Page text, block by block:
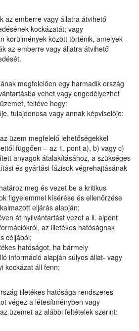
az emberre vagy állatra átvihető
kockázatát; vagy
körülmények között történik, amelyek
az emberre vagy állatra átvihető
megfelelően egy harmadik ország
vehet vagy engedélyezhet
feltéve hogy:
tulajdonosa vagy annak képviselője:
üzem megfelelő lehetőségekkel
függően – az 1. pont a), b) vagy c)
anyagok átalakításához, a szükséges
és gyártási fázisok végrehajtásának
meg és vezet be a kritikus
figyelemmel kísérése és ellenőrzése
eljárás alapján;
át nyilvántartást vezet a ii. alpont
az illetékes hatóságnak
céljából;
hatóságot, ha bármely
információ alapján súlyos állat- vagy
kockázat áll fenn;
illetékes hatósága rendszeres
végez a létesítményben vagy
üzemet az alábbi feltételek szerint: